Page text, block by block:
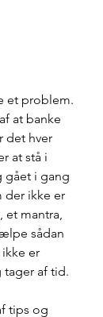
et problem.
at banke
det hver
at stå i
gået i gang
der ikke er
et mantra,
sådan
er
tager af tid.
tips og